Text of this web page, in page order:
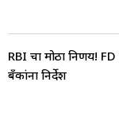
RBI चा मोठा निर्णय!
बँकांना निर्देश